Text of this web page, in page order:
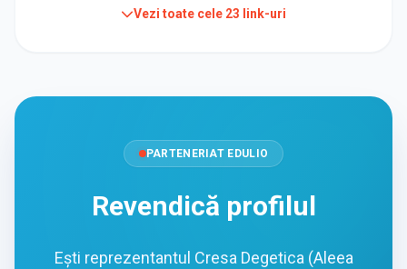
Vezi toate cele 23 link-uri
PARTENERIAT EDULIO
Revendică profilul
Ești reprezentantul Cresa Degetica (Aleea